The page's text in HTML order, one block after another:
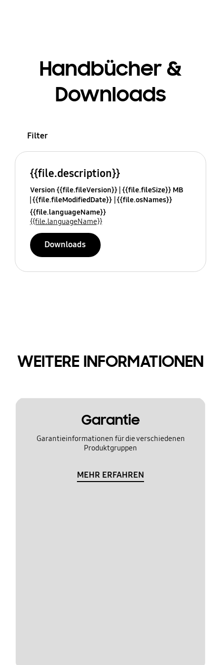
Handbücher &
Downloads
Filter
{{file.description}}
Version {{file.fileVersion}} {{file.fileSize}} MB
{{file.fileModifiedDate}} {{file.osNames}}
{{file.languageName}}
{{file.languageName}}
Downloads
WEITERE INFORMATIONEN
Garantie
Garantieinformationen für die verschiedenen
Produktgruppen
MEHR ERFAHREN